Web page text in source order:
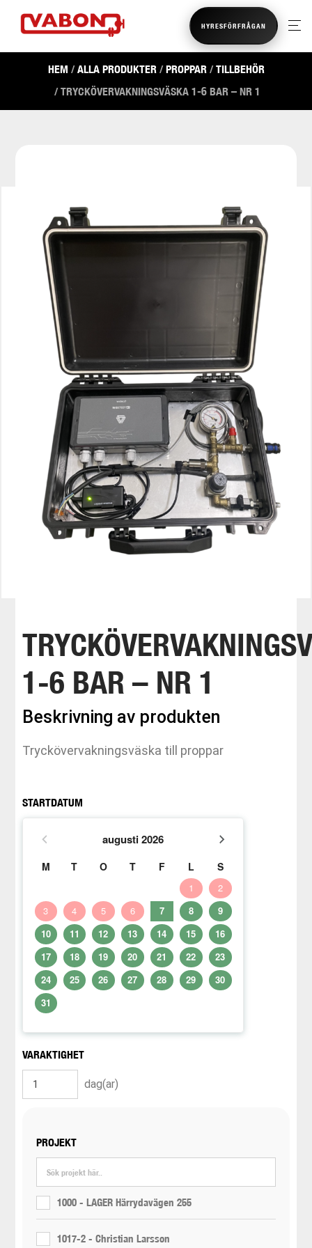
HYRESFÖRFRÅGAN
HEM /ALLA PRODUKTER/PROPPAR/TILLBEHÖR
/ TRYCKÖVERVAKNINGSVÄSKA 1-6 BAR – NR 1
1-6 BAR – NR 1
Beskrivning av produkten
Tryckövervakningsväska till proppar
STARTDATUM
augusti 2026
M T O T F L S
1
2
3
4 5 6 7 8
9
10
11 12 13 14 15
16
17
18 19 20 21 22
23
24
25 26 27 28 29
30
31
VARAKTIGHET
dag(ar)
PROJEKT
1000 - LAGER Härrydavägen 255
1017-2 - Christian Larsson